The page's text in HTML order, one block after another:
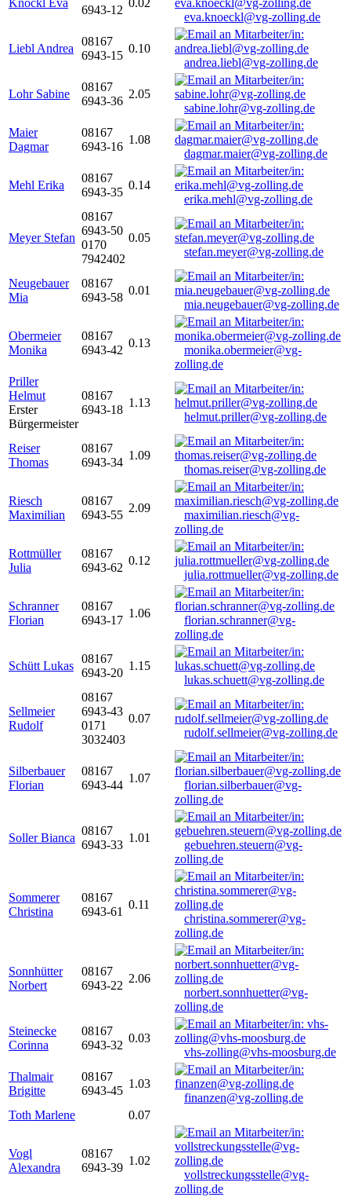
Knöckl Eva
6943-12
0.02
eva.knoeckl@vg-zolling.de
Liebl Andrea
08167
6943-15
0.10
andrea.liebl@vg-zolling.de
Lohr Sabine
08167
6943-36
2.05
sabine.lohr@vg-zolling.de
Maier
Dagmar
08167
6943-16
1.08
dagmar.maier@vg-zolling.de
Mehl Erika
08167
6943-35
0.14
erika.mehl@vg-zolling.de
Meyer Stefan
08167
6943-50
0170
7942402
0.05
stefan.meyer@vg-zolling.de
Neugebauer
Mia
08167
6943-58
0.01
mia.neugebauer@vg-zolling.de
Obermeier
Monika
08167
6943-42
0.13
monika.obermeier@vg-
zolling.de
Priller
Helmut
Erster
Bürgermeister
08167
6943-18
1.13
helmut.priller@vg-zolling.de
Reiser
Thomas
08167
6943-34
1.09
thomas.reiser@vg-zolling.de
Riesch
Maximilian
08167
6943-55
2.09
maximilian.riesch@vg-
zolling.de
Rottmüller
Julia
08167
6943-62
0.12
julia.rottmueller@vg-zolling.de
Schranner
Florian
08167
6943-17
1.06
florian.schranner@vg-
zolling.de
Schütt Lukas
08167
6943-20
1.15
lukas.schuett@vg-zolling.de
Sellmeier
Rudolf
08167
6943-43
0171
3032403
0.07
rudolf.sellmeier@vg-zolling.de
Silberbauer
Florian
08167
6943-44
1.07
florian.silberbauer@vg-
zolling.de
Soller Bianca
08167
6943-33
1.01
gebuehren.steuern@vg-
zolling.de
Sommerer
Christina
08167
6943-61
0.11
christina.sommerer@vg-
zolling.de
Sonnhütter
Norbert
08167
6943-22
2.06
norbert.sonnhuetter@vg-
zolling.de
Steinecke
Corinna
08167
6943-32
0.03
vhs-zolling@vhs-moosburg.de
Thalmair
Brigitte
08167
6943-45
1.03
finanzen@vg-zolling.de
Toth Marlene
0.07
Vogl
Alexandra
08167
6943-39
1.02
vollstreckungsstelle@vg-
zolling.de